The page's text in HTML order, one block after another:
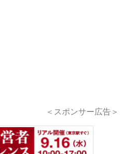
＜スポンサー広告＞